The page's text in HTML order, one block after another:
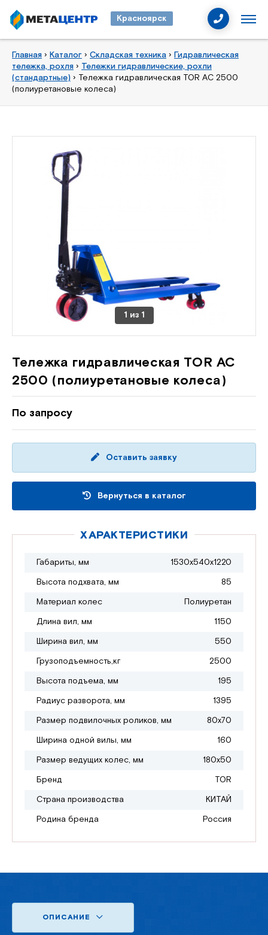
Красноярск
Главная › Каталог › Складская техника › Гидравлическая
тележка, рохля › Тележки гидравлические, рохли
(стандартные) › Тележка гидравлическая TOR AC 2500
(полиуретановые колеса)
1 из 1
Тележка гидравлическая TOR AC
2500 (полиуретановые колеса)
По запросу
Оставить заявку
Вернуться в каталог
ХАРАКТЕРИСТИКИ
Габариты, мм
1530х540х1220
Высота подхвата, мм
85
Материал колес
Полиуретан
Длина вил, мм
1150
Ширина вил, мм
550
Грузоподъемность,кг
2500
Высота подъема, мм
195
Радиус разворота, мм
1395
Размер подвилочных роликов, мм
80х70
Ширина одной вилы, мм
160
Размер ведущих колес, мм
180х50
Бренд
TOR
Страна производства
КИТАЙ
Родина бренда
Россия
ОПИСАНИЕ